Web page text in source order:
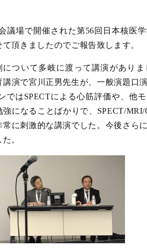
議場で開催された第56回日本核医
頂きましたのでご報告致します。
について多岐に渡って講演があり
演で宮川正男先生が、一般演題口
ではSPECTによる心筋評価や、他
になることばかりで、 SPECT/MRI/
に刺激的な講演でした。今後さら
。